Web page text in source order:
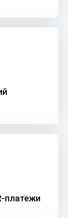
платежи